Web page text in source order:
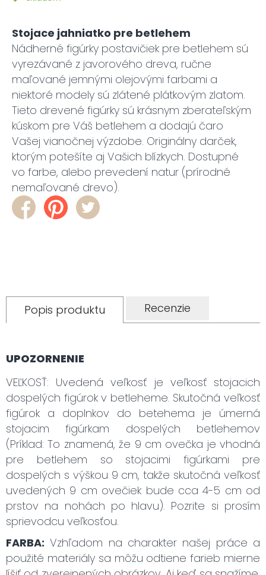
Stojace jahniatko pre betlehem
Nádherné figúrky postavičiek pre betlehem sú
vyrezávané z javorového dreva, ručne
maľované jemnými olejovými farbami a
niektoré modely sú zlátené plátkovým zlatom.
Tieto drevené figúrky sú krásnym zberateľským
kúskom pre Váš betlehem a dodajú čaro
Vašej vianočnej výzdobe. Originálny darček,
ktorým potešíte aj Vašich blízkych. Dostupné
vo farbe, alebo prevedení natur (prírodné
nemaľované drevo).
Popis produktu Recenzie
UPOZORNENIE
VEĽKOSŤ: Uvedená veľkosť je veľkosť stojacich
dospelých figúrok v betleheme. Skutočná veľkosť
figúrok a doplnkov do betehema je úmerná
stojacim figúrkam dospelých betlehemov
(Príklad: To znamená, že 9 cm ovečka je vhodná
pre betlehem so stojacimi figúrkami pre
dospelých s výškou 9 cm, takže skutočná veľkosť
uvedených 9 cm ovečiek bude cca 4-5 cm od
prstov na nohách po hlavu). Pozrite si prosím
sprievodcu veľkosťou.
FARBA: Vzhľadom na charakter našej práce a
použité materiály sa môžu odtiene farieb mierne